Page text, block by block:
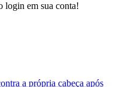
login em sua conta!